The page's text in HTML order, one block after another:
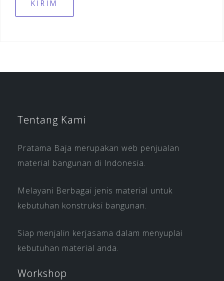
Tentang Kami
Pratama Baja merupakan web penjualan
material bangunan di Indonesia.
Melayani Berbagai jenis material untuk
kebutuhan konstruksi bangunan.
Siap menjalin kerjasama dalam menyuplai
kebutuhan material anda.
Workshop